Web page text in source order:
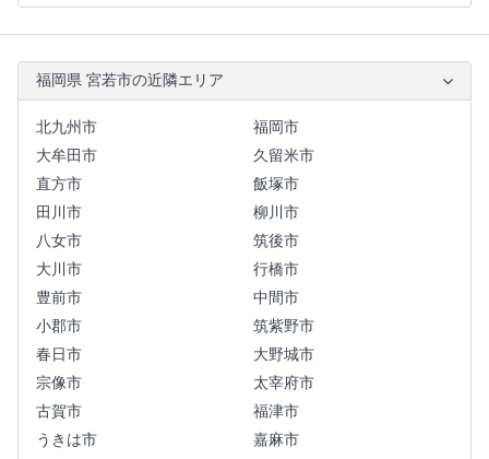
福岡県 宮若市の近隣エリア
北九州市
福岡市
大牟田市
久留米市
直方市
飯塚市
田川市
柳川市
八女市
筑後市
大川市
行橋市
豊前市
中間市
小郡市
筑紫野市
春日市
大野城市
宗像市
太宰府市
古賀市
福津市
うきは市
嘉麻市